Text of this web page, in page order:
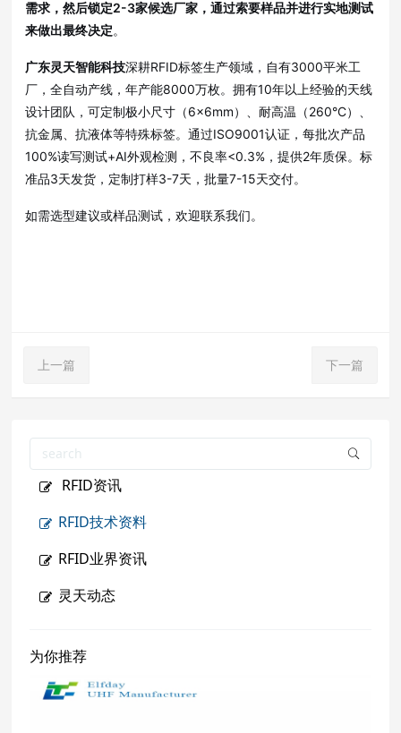
需求，然后锁定2-3家候选厂家，通过索要样品并进行实地测试
来做出最终决定。
广东灵天智能科技深耕RFID标签生产领域，自有3000平米工
厂，全自动产线，年产能8000万枚。拥有10年以上经验的天线
设计团队，可定制极小尺寸（6×6mm）、耐高温（260°C）、
抗金属、抗液体等特殊标签。通过ISO9001认证，每批次产品
100%读写测试+AI外观检测，不良率<0.3%，提供2年质保。标
准品3天发货，定制打样3-7天，批量7-15天交付。
如需选型建议或样品测试，欢迎联系我们。
上一篇 下一篇
RFID资讯
RFID技术资料
RFID业界资讯
灵天动态
为你推荐